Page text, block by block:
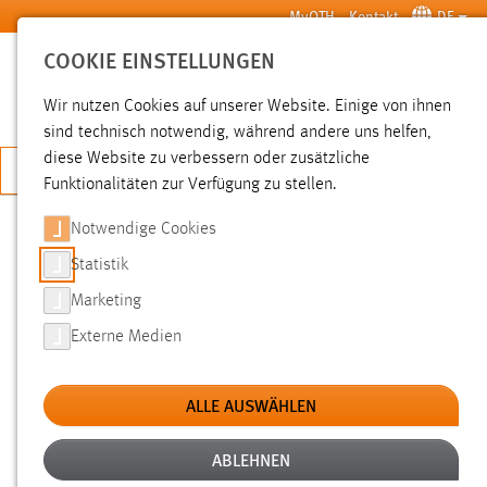
Zum Hauptinhalt springen MyOTH Kontakt DE
SUCHE
JETZT BEWERBEN
Hochschule Aktuelles News der OTH Amberg-Weiden
START DER 24-STUNDEN-
BIBLIOTHEK IN AMBERG
23.03.2010
Mit Beginn des Sommersemesters 2010
geht an der Hochschule in Amberg die 24-
COOKIE EINSTELLUNGEN
Wir nutzen Cookies auf unserer Website. Einige von ihnen
sind technisch notwendig, während andere uns helfen,
diese Website zu verbessern oder zusätzliche
Funktionalitäten zur Verfügung zu stellen.
Notwendige Cookies
Statistik
Marketing
Externe Medien
ALLE AUSWÄHLEN
ABLEHNEN